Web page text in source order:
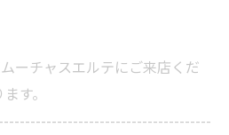
ーチャスエルテにご来店くだ
す。